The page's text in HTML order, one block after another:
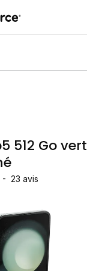
512 Go vert
- 23 avis